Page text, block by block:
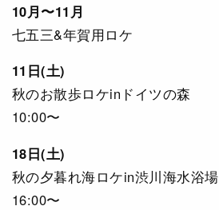
10月〜11月
七五三&年賀用ロケ
11日(土)
秋のお散歩ロケinドイツの森
10:00〜
18日(土)
秋の夕暮れ海ロケin渋川海水浴場
16:00〜